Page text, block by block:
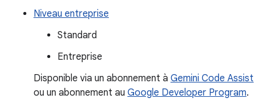
Niveau entreprise
Standard
Entreprise
Disponible via un abonnement à Gemini Code Assist
ou un abonnement au Google Developer Program.